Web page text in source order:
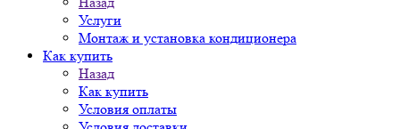
Услуги
Монтаж и установка кондиционера
Как купить
Назад
Как купить
Условия оплаты